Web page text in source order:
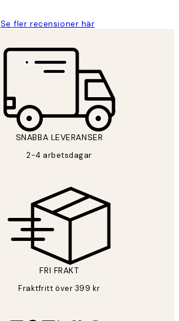
Se fler recensioner här
SNABBA LEVERANSER
2-4 arbetsdagar
FRI FRAKT
Fraktfritt över 399 kr